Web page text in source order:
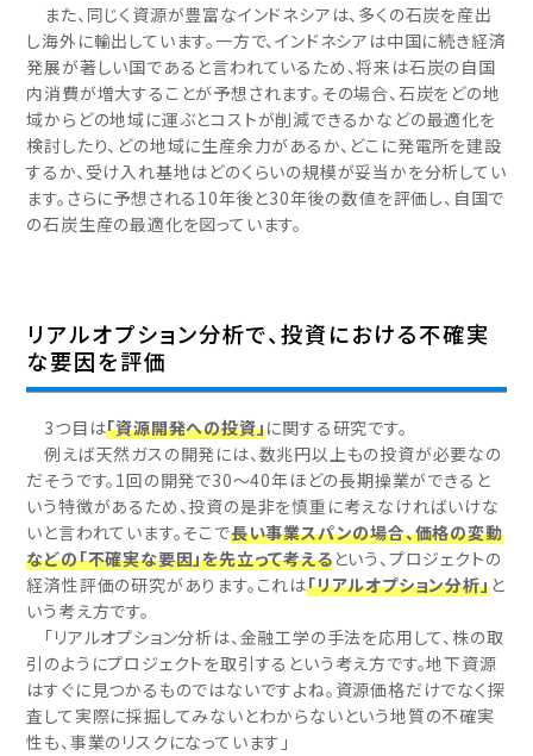
また、同じく資源が豊富なインドネシアは、多くの石炭を産出
し海外に輸出しています。一方で、インドネシアは中国に続き経済
発展が著しい国であると言われているため、将来は石炭の自国
内消費が増大することが予想されます。その場合、石炭をどの地
域からどの地域に運ぶとコストが削減できるかなどの最適化を
検討したり、どの地域に生産余力があるか、どこに発電所を建設
するか、受け入れ基地はどのくらいの規模が妥当かを分析してい
ます。さらに予想される10年後と30年後の数値を評価し、自国で
の石炭生産の最適化を図っています。
リアルオプション分析で、投資における不確実
な要因を評価
3つ目は「資源開発への投資」に関する研究です。
例えば天然ガスの開発には、数兆円以上もの投資が必要なの
だそうです。1回の開発で30～40年ほどの長期操業ができると
いう特徴があるため、投資の是非を慎重に考えなければいけな
いと言われています。そこで長い事業スパンの場合、価格の変動
などの「不確実な要因」を先立って考えるという、プロジェクトの
経済性評価の研究があります。これは「リアルオプション分析」と
いう考え方です。
「リアルオプション分析は、金融工学の手法を応用して、株の取
引のようにプロジェクトを取引するという考え方です。地下資源
はすぐに見つかるものではないですよね。資源価格だけでなく探
査して実際に採掘してみないとわからないという地質の不確実
性も、事業のリスクになっています」